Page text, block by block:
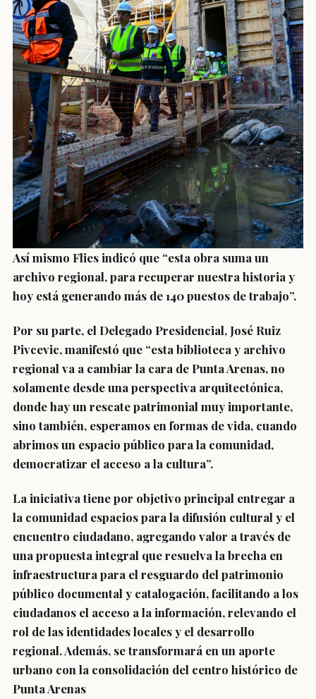
Así mismo Flies indicó que “esta obra suma un
archivo regional, para recuperar nuestra historia y
hoy está generando más de 140 puestos de trabajo”.
Por su parte, el Delegado Presidencial, José Ruiz
Pivcevic, manifestó que “esta biblioteca y archivo
regional va a cambiar la cara de Punta Arenas, no
solamente desde una perspectiva arquitectónica,
donde hay un rescate patrimonial muy importante,
sino también, esperamos en formas de vida, cuando
abrimos un espacio público para la comunidad,
democratizar el acceso a la cultura”.
La iniciativa tiene por objetivo principal entregar a
la comunidad espacios para la difusión cultural y el
encuentro ciudadano, agregando valor a través de
una propuesta integral que resuelva la brecha en
infraestructura para el resguardo del patrimonio
público documental y catalogación, facilitando a los
ciudadanos el acceso a la información, relevando el
rol de las identidades locales y el desarrollo
regional. Además, se transformará en un aporte
urbano con la consolidación del centro histórico de
Punta Arenas